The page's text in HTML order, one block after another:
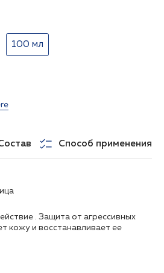
Способ применения
. Защита от агрессивных
кожу и восстанавливает ее
100 мл